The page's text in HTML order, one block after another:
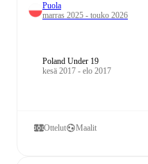
Puola
marras 2025 - touko 2026
Poland Under 19
kesä 2017 - elo 2017
Ottelut Maalit